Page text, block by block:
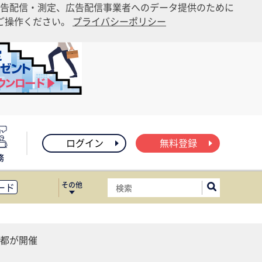
配信・測定、広告配信事業者へのデータ提供のために
作ください。 プライバシーポリシー
ログイン 無料登録
ド
ス移転
その他
が開催